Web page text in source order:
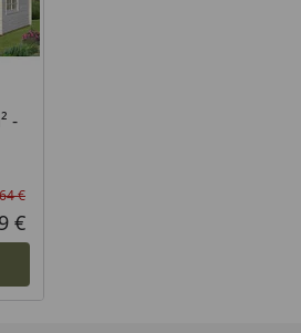
-
Rabatt in Prozent
Ursprünglicher Preis
€
Aktueller Preis
€